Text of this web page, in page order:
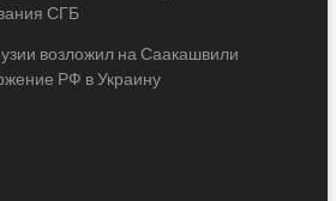
СГБ
возложил на Саакашвили
РФ в Украину